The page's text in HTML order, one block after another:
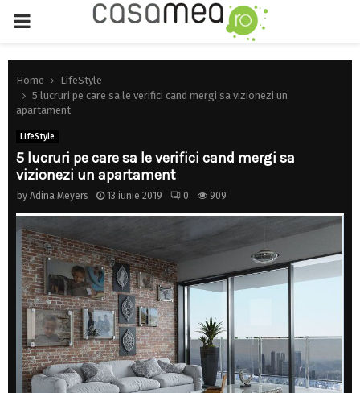
PRIMARY
MENU
Home
LifeStyle
5 lucruri pe care sa le verifici cand mergi sa vizionezi un
apartament
LifeStyle
5 lucruri pe care sa le verifici cand mergi sa
vizionezi un apartament
by Adina Meyers 13 iunie 2019 0 909